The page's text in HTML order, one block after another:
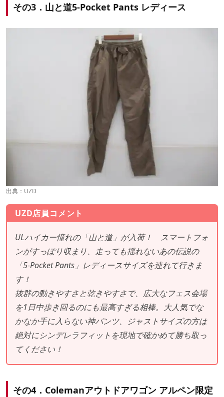
その3．山と道5-Pocket Pants レディース
出典： UZD
UZD店員コメント
ULハイカー憧れの「山と道」が入荷！ スマートフォ
ンがすっぽり収まり、走っても揺れないあの伝説の
「5-Pocket Pants」レディースサイズを連れて行きま
す！
抜群の動きやすさと乾きやすさで、広大なフェス会場
を1日中歩き回るのにも最高すぎる相棒。大人気でな
かなか手に入らない神パンツ、ジャストサイズの方は
絶対にシンデレラフィットを現地で確かめて勝ち取っ
てください！
その4．Colemanアウトドアワゴン アルペン限定